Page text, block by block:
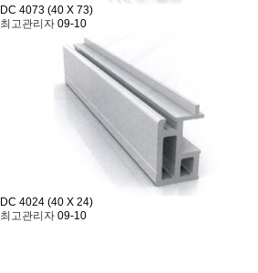
DC 4073 (40 X 73)
최고관리자 09-10
DC 4024 (40 X 24)
최고관리자 09-10